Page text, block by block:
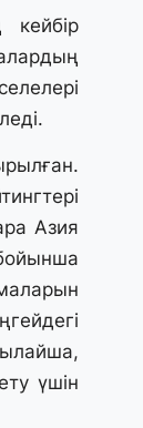
кейбір
⠀
Азия
үшін